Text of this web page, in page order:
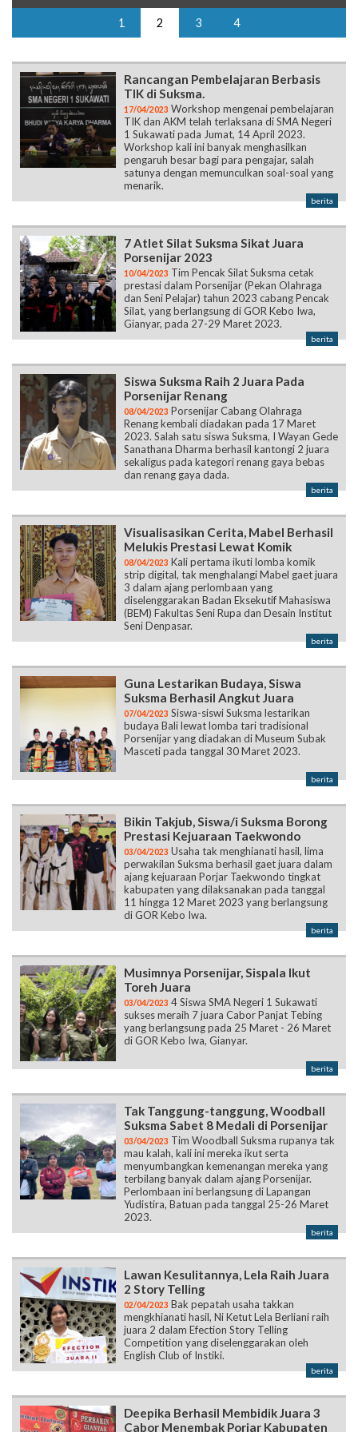
1 2 3 4
Rancangan Pembelajaran Berbasis
TIK di Suksma.
17/04/2023 Workshop mengenai pembelajaran
TIK dan AKM telah terlaksana di SMA Negeri
1 Sukawati pada Jumat, 14 April 2023.
Workshop kali ini banyak menghasilkan
pengaruh besar bagi para pengajar, salah
satunya dengan memunculkan soal-soal yang
menarik.
berita
7 Atlet Silat Suksma Sikat Juara
Porsenijar 2023
10/04/2023 Tim Pencak Silat Suksma cetak
prestasi dalam Porsenijar (Pekan Olahraga
dan Seni Pelajar) tahun 2023 cabang Pencak
Silat, yang berlangsung di GOR Kebo Iwa,
Gianyar, pada 27-29 Maret 2023.
berita
Siswa Suksma Raih 2 Juara Pada
Porsenijar Renang
08/04/2023 Porsenijar Cabang Olahraga
Renang kembali diadakan pada 17 Maret
2023. Salah satu siswa Suksma, I Wayan Gede
Sanathana Dharma berhasil kantongi 2 juara
sekaligus pada kategori renang gaya bebas
dan renang gaya dada.
berita
Visualisasikan Cerita, Mabel Berhasil
Melukis Prestasi Lewat Komik
08/04/2023 Kali pertama ikuti lomba komik
strip digital, tak menghalangi Mabel gaet juara
3 dalam ajang perlombaan yang
diselenggarakan Badan Eksekutif Mahasiswa
(BEM) Fakultas Seni Rupa dan Desain Institut
Seni Denpasar.
berita
Guna Lestarikan Budaya, Siswa
Suksma Berhasil Angkut Juara
07/04/2023 Siswa-siswi Suksma lestarikan
budaya Bali lewat lomba tari tradisional
Porsenijar yang diadakan di Museum Subak
Masceti pada tanggal 30 Maret 2023.
berita
Bikin Takjub, Siswa/i Suksma Borong
Prestasi Kejuaraan Taekwondo
03/04/2023 Usaha tak menghianati hasil, lima
perwakilan Suksma berhasil gaet juara dalam
ajang kejuaraan Porjar Taekwondo tingkat
kabupaten yang dilaksanakan pada tanggal
11 hingga 12 Maret 2023 yang berlangsung
di GOR Kebo Iwa.
berita
Musimnya Porsenijar, Sispala Ikut
Toreh Juara
03/04/2023 4 Siswa SMA Negeri 1 Sukawati
sukses meraih 7 juara Cabor Panjat Tebing
yang berlangsung pada 25 Maret - 26 Maret
di GOR Kebo Iwa, Gianyar.
berita
Tak Tanggung-tanggung, Woodball
Suksma Sabet 8 Medali di Porsenijar
03/04/2023 Tim Woodball Suksma rupanya tak
mau kalah, kali ini mereka ikut serta
menyumbangkan kemenangan mereka yang
terbilang banyak dalam ajang Porsenijar.
Perlombaan ini berlangsung di Lapangan
Yudistira, Batuan pada tanggal 25-26 Maret
2023.
berita
Lawan Kesulitannya, Lela Raih Juara
2 Story Telling
02/04/2023 Bak pepatah usaha takkan
mengkhianati hasil, Ni Ketut Lela Berliani raih
juara 2 dalam Efection Story Telling
Competition yang diselenggarakan oleh
English Club of Instiki.
berita
Deepika Berhasil Membidik Juara 3
Cabor Menembak Porjar Kabupaten